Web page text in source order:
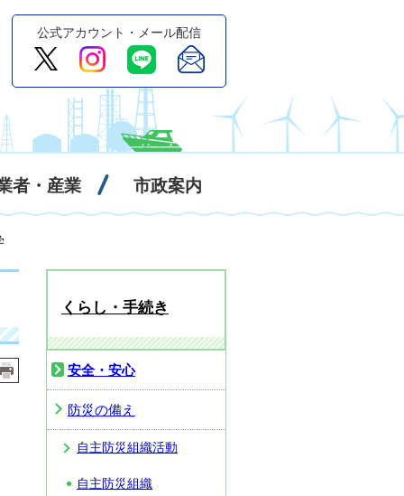
公式アカウント・メール配信
者・産業 市政案内
くらし・手続き
安全・安心
防災の備え
自主防災組織活動
自主防災組織